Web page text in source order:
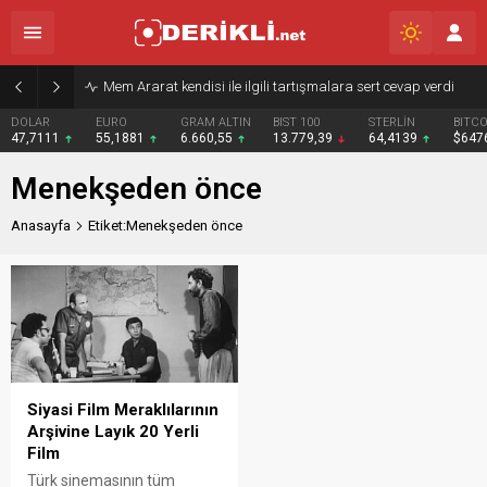
Mem Ararat kendisi ile ilgili tartışmalara sert cevap verdi
DOLAR
47,7111
EURO
55,1881
GRAM ALTIN
6.660,55
BIST 100
13.779,39
STERLİN
64,4139
Menekşeden önce
Anasayfa Etiket:Menekşeden önce
Siyasi Film Meraklılarının
Arşivine Layık 20 Yerli
Film
Türk sinemasının tüm